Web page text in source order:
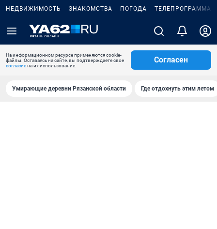
НЕДВИЖИМОСТЬ ЗНАКОМСТВА ПОГОДА ТЕЛЕПРОГРАММА
На информационном ресурсе применяются cookie-
файлы. Оставаясь на сайте, вы подтверждаете свое
согласиена их использование.
Согласен
Умирающие деревни Рязанской области Где отдохнуть этим летом